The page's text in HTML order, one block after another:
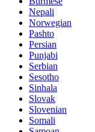
Nepali
Norwegian
Pashto
Persian
Punjabi
Serbian
Sesotho
Sinhala
Slovak
Slovenian
Somali